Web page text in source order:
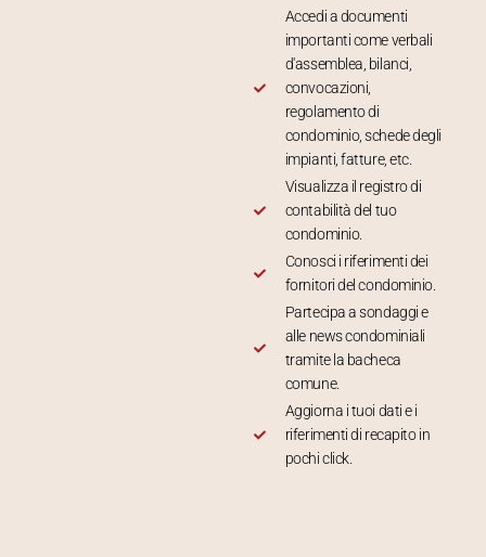
Accedi a documenti
importanti come verbali
d'assemblea, bilanci,
convocazioni,
regolamento di
condominio, schede degli
impianti, fatture, etc.
Visualizza il registro di
contabilità del tuo
condominio.
Conosci i riferimenti dei
fornitori del condominio.
Partecipa a sondaggi e
alle news condominiali
tramite la bacheca
comune.
Aggiorna i tuoi dati e i
riferimenti di recapito in
pochi click.